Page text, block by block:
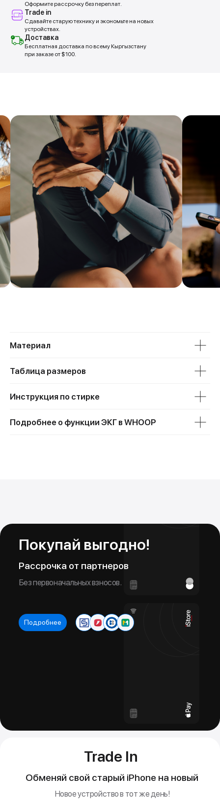
Оформите рассрочку без переплат.
Trade in
Сдавайте старую технику и экономьте на новых
устройствах.
Доставка
Бесплатная доставка по всему Кыргызстану
при заказе от $100.
Материал
Таблица размеров
Инструкция по стирке
Подробнее о функции ЭКГ в WHOOP
Подробнее
Подробнее
Обменяй свой старый iPhone на новый
Без первоначальных взносов.
Покупай выгодно!
Рассрочка от партнеров